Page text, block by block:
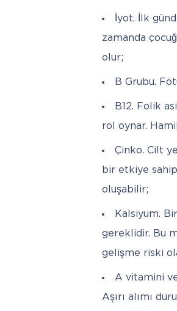
İyot. İlk
zamanda
olur;
B Grubu.
B12. Folik
rol oynar.
Çinko. Cilt
bir etkiye
oluşabilir;
Kalsiyum.
gereklidir. Bu
gelişme riski
A vitamini
Aşırı alımı